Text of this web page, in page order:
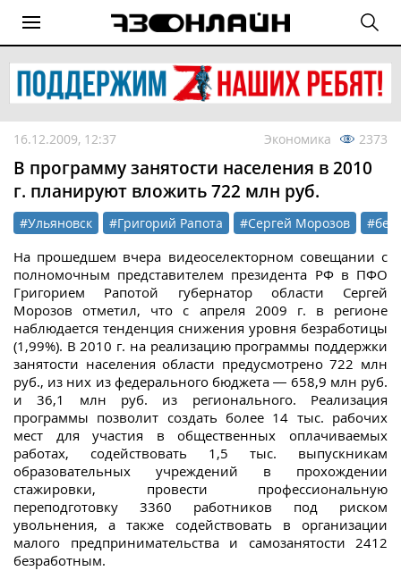
16.12.2009, 12:37 Экономика 2373
В программу занятости населения в 2010
г. планируют вложить 722 млн руб.
#Ульяновск #Григорий Рапота #Сергей Морозов
На прошедшем вчера видеоселекторном совещании с
полномочным представителем президента РФ в ПФО
Григорием Рапотой губернатор области Сергей
Морозов отметил, что с апреля 2009 г. в регионе
наблюдается тенденция снижения уровня безработицы
(1,99%). В 2010 г. на реализацию программы поддержки
занятости населения области предусмотрено 722 млн
руб., из них из федерального бюджета — 658,9 млн руб.
и 36,1 млн руб. из регионального. Реализация
программы позволит создать более 14 тыс. рабочих
мест для участия в общественных оплачиваемых
работах, содействовать 1,5 тыс. выпускникам
образовательных учреждений в прохождении
стажировки, провести профессиональную
переподготовку 3360 работников под риском
увольнения, а также содействовать в организации
малого предпринимательства и самозанятости 2412
безработным.